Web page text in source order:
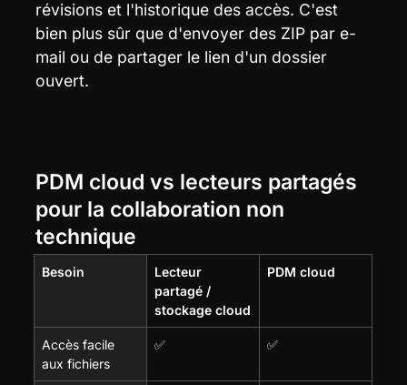
révisions et l'historique des accès. C'est
bien plus sûr que d'envoyer des ZIP par e-
mail ou de partager le lien d'un dossier
ouvert.
PDM cloud vs lecteurs partagés
pour la collaboration non
technique
Besoin
Lecteur
partagé /
stockage cloud
PDM cloud
Accès facile
aux fichiers
✅ ✅